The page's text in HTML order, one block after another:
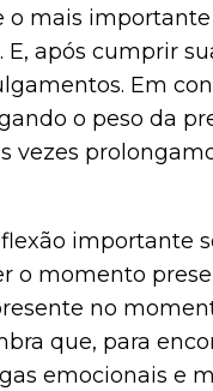
mais
após cumprir
Em
o peso da
vezes
importante
o momento
no
que, para
emocionais e